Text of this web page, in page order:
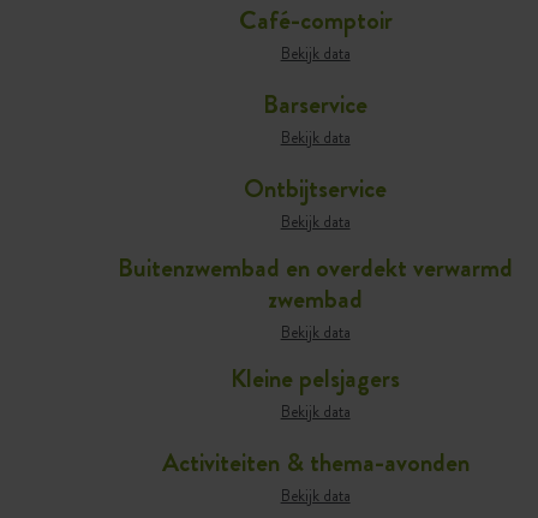
Café-comptoir
Bekijk data
Barservice
Bekijk data
Ontbijtservice
Bekijk data
Buitenzwembad en overdekt verwarmd
zwembad
Bekijk data
Kleine pelsjagers
Bekijk data
Activiteiten & thema-avonden
Bekijk data